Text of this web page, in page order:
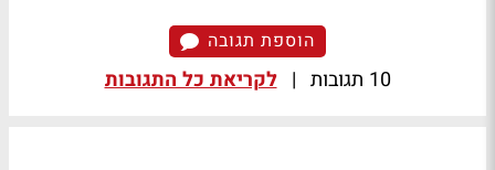
הוספת תגובה
10 תגובות | לקריאת כל התגובות